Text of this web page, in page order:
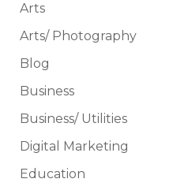
Arts
Arts/ Photography
Blog
Business
Business/ Utilities
Digital Marketing
Education